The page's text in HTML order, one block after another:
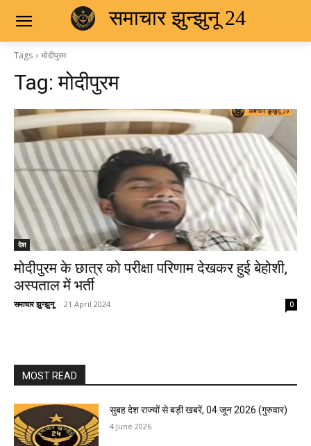
समाचार झुन्झुनू 24
Tags मोदीपुरम
Tag:मोदीपुरम
देश
मोदीपुरम के छात्र को परीक्षा परिणाम देखकर हुई बेहोशी,
अस्पताल में भर्ती
समाचार झुन्झुनू - 21 April 2024 0
MOST READ
सुबह देश राज्यों से बड़ी खबरें, 04 जून 2026 (गुरुवार)
4 June 2026